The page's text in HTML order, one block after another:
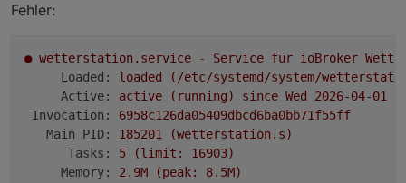
Fehler:
● wetterstation.service - Service für ioBroker
Loaded:
loaded
(/etc/systemd/system/
Active:
active (running) since Wed
2026-04-01
Invocation:
6958c126da05409dbcd6ba0bb71f55ff
Main PID:
185201
(wetterstation.s)
Tasks:
5 (limit: 16903)
Memory:
2. 9M (peak: 8. 5M)